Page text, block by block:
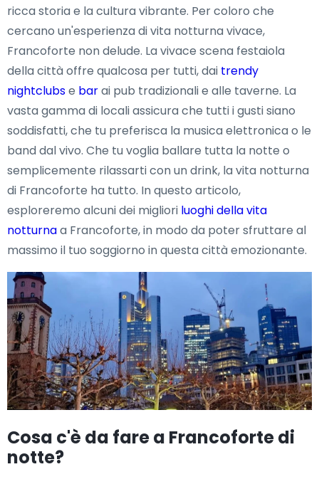
ricca storia e la cultura vibrante. Per coloro che
cercano un'esperienza di vita notturna vivace,
Francoforte non delude. La vivace scena festaiola
della città offre qualcosa per tutti, dai trendy
nightclubse barai pub tradizionali e alle taverne. La
vasta gamma di locali assicura che tutti i gusti siano
soddisfatti, che tu preferisca la musica elettronica o le
band dal vivo. Che tu voglia ballare tutta la notte o
semplicemente rilassarti con un drink, la vita notturna
di Francoforte ha tutto. In questo articolo,
esploreremo alcuni dei migliori luoghi della vita
notturnaa Francoforte, in modo da poter sfruttare al
massimo il tuo soggiorno in questa città emozionante.
Cosa c'è da fare a Francoforte di
notte?